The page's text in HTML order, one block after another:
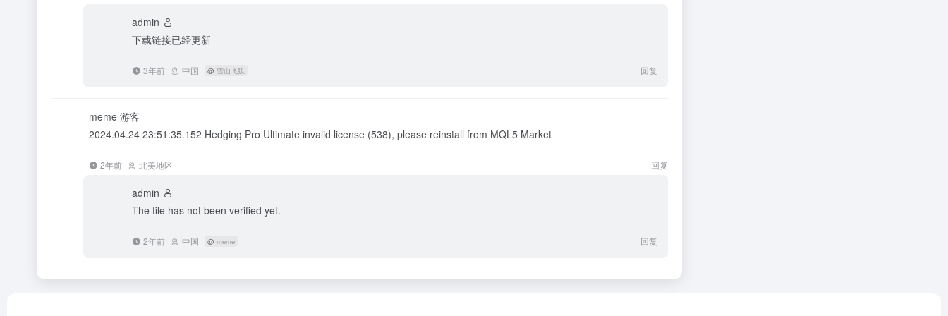
admin
下载链接已经更新
3年前 中国 @ 雪山飞狐 回复
meme 游客
2024.04.24 23:51:35.152 Hedging Pro Ultimate invalid license (538), please reinstall from MQL5 Market
2年前 北美地区 回复
admin
The file has not been verified yet.
2年前 中国 @ meme 回复